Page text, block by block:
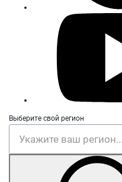
Выберите свой регион